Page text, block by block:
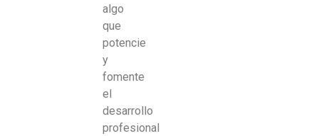
algo
que
potencie
y
fomente
el
desarrollo
profesional